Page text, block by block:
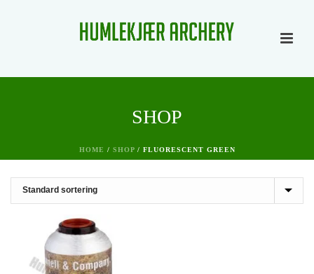
SHOP
HOME / SHOP/ FLUORESCENT GREEN